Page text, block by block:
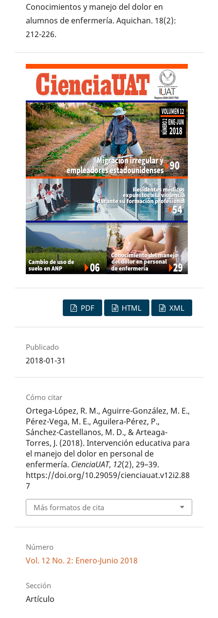
Conocimientos y manejo del dolor en
alumnos de enfermería. Aquichan. 18(2):
212-226.
PDF HTML XML
Publicado
2018-01-31
Cómo citar
Ortega-López, R. M., Aguirre-González, M. E.,
Pérez-Vega, M. E., Aguilera-Pérez, P.,
Sánchez-Castellanos, M. D., & Arteaga-
Torres, J. (2018). Intervención educativa para
el manejo del dolor en personal de
enfermería. CienciaUAT, 12(2), 29–39.
https://doi.org/10.29059/cienciauat.v12i2.88
7
Más formatos de cita
Número
Vol. 12 No. 2: Enero-Junio 2018
Sección
Artículo